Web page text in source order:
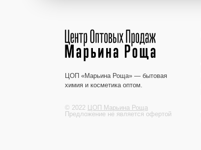
ЦОП «Марьина Роща» — бытовая
химия и косметика оптом.
© 2022 ЦОП Марьина Роща
Предложение не является офертой